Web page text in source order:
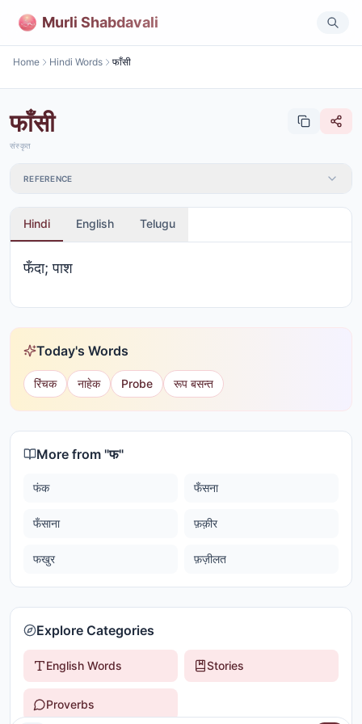
Murli Shabdavali
Home Hindi Words फाँसी
फाँसी
संस्कृत
REFERENCE
Hindi English Telugu
फँदा; पाश
Today's Words
रिंचक नाहेक Probe रूप बसन्त
More from "फ"
फंक फँसना
फँसाना फ़क़ीर
फखुर फ़ज़ीलत
Explore Categories
English Words Stories
Proverbs